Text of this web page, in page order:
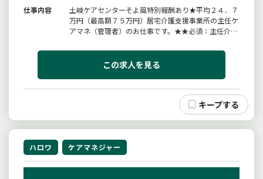
仕事内容
土岐ケアセンターそよ風特別報酬あり★平均２４．７
万円（最高額７５万円）居宅介護支援事業所の主任ケ
アマネ（管理者）のお仕事です。★★必須：主任介護
その家族の介護相談・ケアプラン作成・介護保険申請
代行・関係機関との連絡調整・介護保険の給付管理お
この求人を見る
ハロワ ケアマネジャー